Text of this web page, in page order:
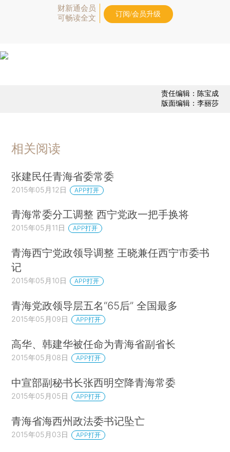
财新通会员
可畅读全文
订阅/会员升级
责任编辑：陈宝成
版面编辑：李丽莎
相关阅读
张建民任青海省委常委
2015年05月12日 APP打开
青海常委分工调整 西宁党政一把手换将
2015年05月11日 APP打开
青海西宁党政领导调整 王晓兼任西宁市委书
记
2015年05月10日 APP打开
青海党政领导层五名“65后” 全国最多
2015年05月09日 APP打开
高华、韩建华被任命为青海省副省长
2015年05月08日 APP打开
中宣部副秘书长张西明空降青海常委
2015年05月05日 APP打开
青海省海西州政法委书记坠亡
2015年05月03日 APP打开